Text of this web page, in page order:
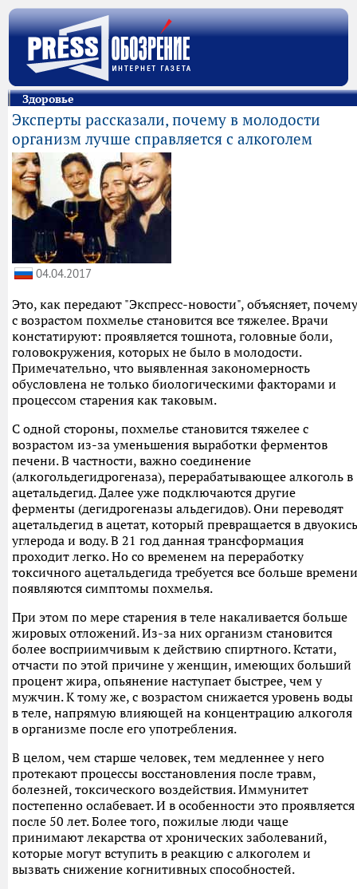
Здоровье
Эксперты рассказали, почему в молодости
организм лучше справляется с алкоголем
04.04.2017
Это, как передают "Экспресс-новости", объясняет, почему
с возрастом похмелье становится все тяжелее. Врачи
констатируют: проявляется тошнота, головные боли,
головокружения, которых не было в молодости.
Примечательно, что выявленная закономерность
обусловлена не только биологическими факторами и
процессом старения как таковым.
С одной стороны, похмелье становится тяжелее с
возрастом из-за уменьшения выработки ферментов
печени. В частности, важно соединение
(алкогольдегидрогеназа), перерабатывающее алкоголь в
ацетальдегид. Далее уже подключаются другие
ферменты (дегидрогеназы альдегидов). Они переводят
ацетальдегид в ацетат, который превращается в двуокись
углерода и воду. В 21 год данная трансформация
проходит легко. Но со временем на переработку
токсичного ацетальдегида требуется все больше
появляются симптомы похмелья.
При этом по мере старения в теле накаливается больше
жировых отложений. Из-за них организм становится
более восприимчивым к действию спиртного. Кстати,
отчасти по этой причине у женщин, имеющих больший
процент жира, опьянение наступает быстрее, чем у
мужчин. К тому же, с возрастом снижается уровень воды
в теле, напрямую влияющей на концентрацию алкоголя
в организме после его употребления.
В целом, чем старше человек, тем медленнее у него
протекают процессы восстановления после травм,
болезней, токсического воздействия. Иммунитет
постепенно ослабевает. И в особенности это проявляется
после 50 лет. Более того, пожилые люди чаще
принимают лекарства от хронических заболеваний,
которые могут вступить в реакцию с алкоголем и
вызвать снижение когнитивных способностей.